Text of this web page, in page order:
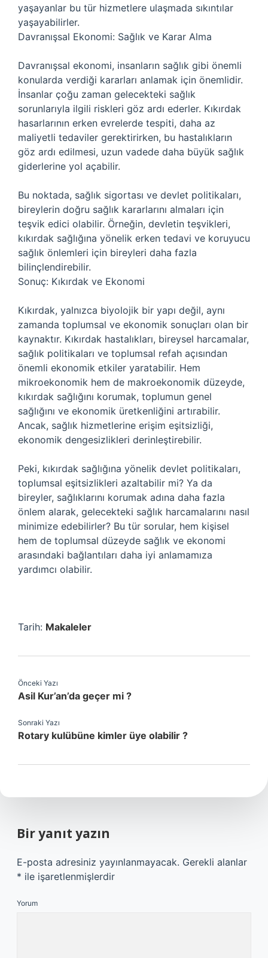
yaşayanlar bu tür hizmetlere ulaşmada sıkıntılar
yaşayabilirler.
Davranışsal Ekonomi: Sağlık ve Karar Alma
Davranışsal ekonomi, insanların sağlık gibi önemli
konularda verdiği kararları anlamak için önemlidir.
İnsanlar çoğu zaman gelecekteki sağlık
sorunlarıyla ilgili riskleri göz ardı ederler. Kıkırdak
hasarlarının erken evrelerde tespiti, daha az
maliyetli tedaviler gerektirirken, bu hastalıkların
göz ardı edilmesi, uzun vadede daha büyük sağlık
giderlerine yol açabilir.
Bu noktada, sağlık sigortası ve devlet politikaları,
bireylerin doğru sağlık kararlarını almaları için
teşvik edici olabilir. Örneğin, devletin teşvikleri,
kıkırdak sağlığına yönelik erken tedavi ve koruyucu
sağlık önlemleri için bireyleri daha fazla
bilinçlendirebilir.
Sonuç: Kıkırdak ve Ekonomi
Kıkırdak, yalnızca biyolojik bir yapı değil, aynı
zamanda toplumsal ve ekonomik sonuçları olan bir
kaynaktır. Kıkırdak hastalıkları, bireysel harcamalar,
sağlık politikaları ve toplumsal refah açısından
önemli ekonomik etkiler yaratabilir. Hem
mikroekonomik hem de makroekonomik düzeyde,
kıkırdak sağlığını korumak, toplumun genel
sağlığını ve ekonomik üretkenliğini artırabilir.
Ancak, sağlık hizmetlerine erişim eşitsizliği,
ekonomik dengesizlikleri derinleştirebilir.
Peki, kıkırdak sağlığına yönelik devlet politikaları,
toplumsal eşitsizlikleri azaltabilir mi? Ya da
bireyler, sağlıklarını korumak adına daha fazla
önlem alarak, gelecekteki sağlık harcamalarını nasıl
minimize edebilirler? Bu tür sorular, hem kişisel
hem de toplumsal düzeyde sağlık ve ekonomi
arasındaki bağlantıları daha iyi anlamamıza
yardımcı olabilir.
Tarih: Makaleler
Önceki Yazı
Asil Kur’an’da geçer mi ?
Sonraki Yazı
Rotary kulübüne kimler üye olabilir ?
Bir yanıt yazın
E-posta adresiniz yayınlanmayacak. Gerekli alanlar
* ile işaretlenmişlerdir
Yorum